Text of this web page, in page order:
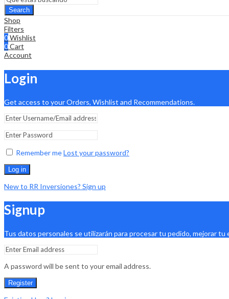
Search
Shop
Filters
0Wishlist
0Cart
Account
Login
Get access to your Orders, Wishlist and Recommendations.
Remember meLost your password?
Log in
New to RR Inversiones? Sign up
Signup
Tus datos personales se utilizarán para procesar tu pedido, mejorar
A password will be sent to your email address.
Register